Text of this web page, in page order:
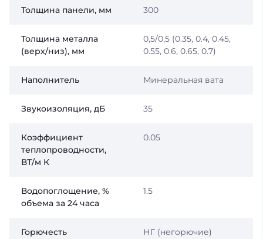
Толщина панели, мм 300
Толщина металла
(верх/низ), мм
0,5/0,5 (0.35, 0.4, 0.45,
0.55, 0.6, 0.65, 0.7)
Наполнитель Минеральная вата
Звукоизоляция, дБ 35
Коэффициент
теплопроводности,
ВТ/м К
0.05
Водопоглощение, %
объема за 24 часа
1.5
Горючесть НГ (негорючие)